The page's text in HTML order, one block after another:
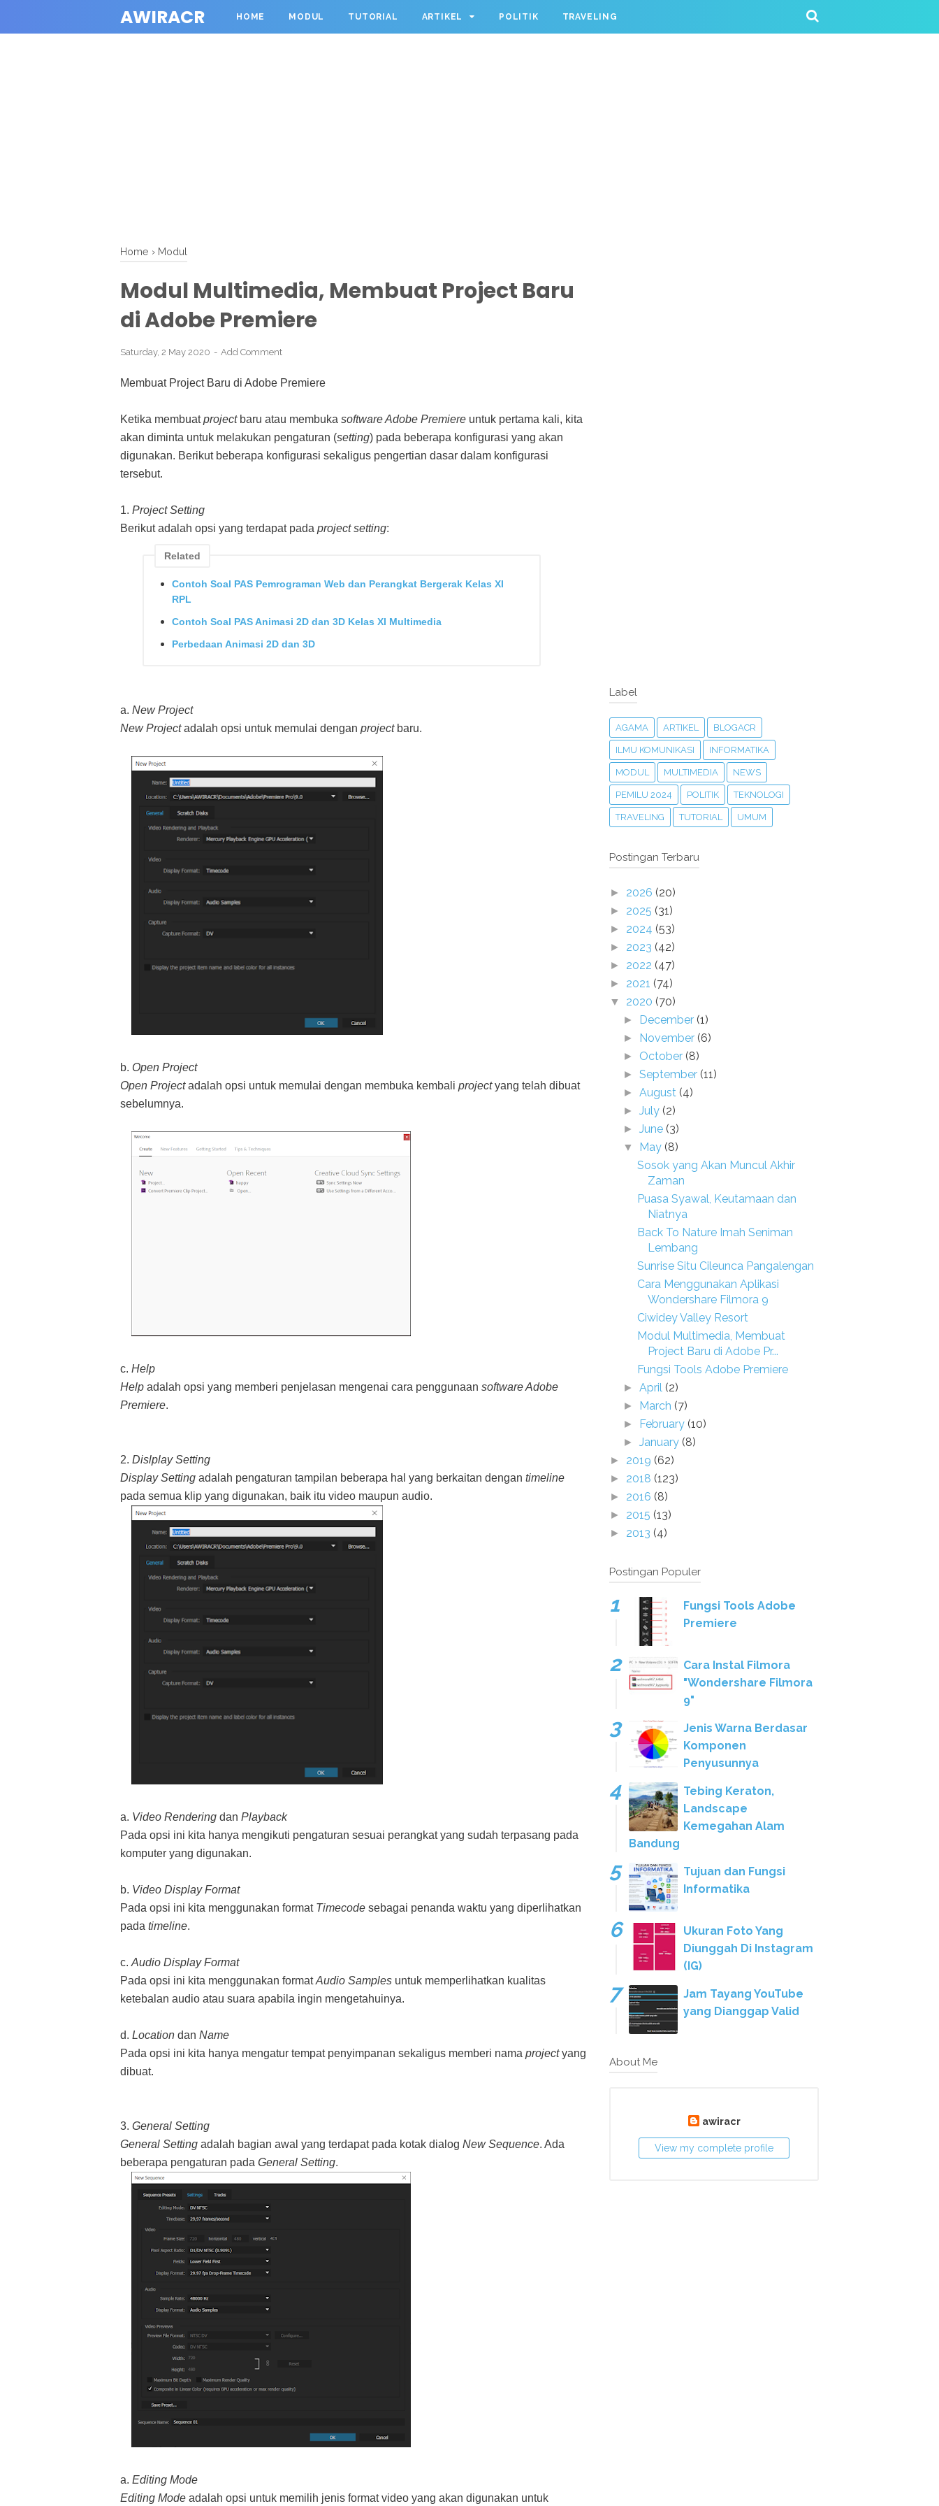
AWIRACR HOME MODUL TUTORIAL ARTIKEL POLITIK TRAVELING
Home › Modul
Modul Multimedia, Membuat Project Baru
di Adobe Premiere
Saturday, 2 May 2020 Add Comment
Membuat Project Baru di Adobe Premiere
Ketika membuatprojectbaru atau membuka software Adobe Premiere untuk pertama kali, kita
akan diminta untuk melakukan pengaturan (setting) pada beberapa konfigurasi yang akan
digunakan. Berikut beberapa konfigurasi sekaligus pengertian dasar dalam konfigurasi
tersebut.
1. Project Setting
Berikut adalah opsi yang terdapat pada project setting:
Related
Contoh Soal PAS Pemrograman Web dan Perangkat Bergerak Kelas XI
RPL
Contoh Soal PAS Animasi 2D dan 3D Kelas XI Multimedia
Perbedaan Animasi 2D dan 3D
a. New Project
New Projectadalah opsi untuk memulai dengan projectbaru.
b. Open Project
Open Projectadalah opsi untuk memulai dengan membuka kembali projectyang telah dibuat
sebelumnya.
c. Help
Help adalah opsi yang memberi penjelasan mengenai cara penggunaan software Adobe
Premiere.
2. Dislplay Setting
Display Setting adalah pengaturan tampilan beberapa hal yang berkaitan dengan timeline
pada semua klip yang digunakan, baik itu video maupun audio.
a. Video Rendering dan Playback
Pada opsi ini kita hanya mengikuti pengaturan sesuai perangkat yang sudah terpasang pada
komputer yang digunakan.
b. Video Display Format
Pada opsi ini kita menggunakan format Timecode sebagai penanda waktu yang diperlihatkan
pada timeline.
c. Audio Display Format
Pada opsi ini kita menggunakan formatAudio Samples untuk memperlihatkan kualitas
ketebalan audio atau suara apabila ingin mengetahuinya.
d. Location dan Name
Pada opsi ini kita hanya mengatur tempat penyimpanan sekaligus memberi nama projectyang
dibuat.
3. General Setting
General Setting adalah bagian awal yang terdapat pada kotak dialog New Sequence. Ada
beberapa pengaturan pada General Setting.
a. Editing Mode
Editing Mode adalah opsi untuk memilih jenis format video yang akan digunakan untuk
Label
AGAMA ARTIKEL BLOGACR
ILMU KOMUNIKASI INFORMATIKA
MODUL MULTIMEDIA NEWS
PEMILU 2024 POLITIK TEKNOLOGI
TRAVELING TUTORIAL UMUM
Postingan Terbaru
► 2026 (20)
► 2025 (31)
► 2024 (53)
► 2023 (42)
► 2022 (47)
► 2021 (74)
▼ 2020 (70)
► December (1)
► November (6)
► October (8)
►September (11)
►August (4)
►July (2)
►June (3)
▼ May (8)
Sosok yang Akan Muncul Akhir
Zaman
Puasa Syawal, Keutamaan dan
Niatnya
Back To Nature Imah Seniman
Lembang
Sunrise Situ Cileunca Pangalengan
Cara Menggunakan Aplikasi
Wondershare Filmora 9
Ciwidey Valley Resort
Modul Multimedia, Membuat
Project Baru di Adobe Pr...
Fungsi Tools Adobe Premiere
►April (2)
► March (7)
► February (10)
►January (8)
► 2019 (62)
► 2018 (123)
► 2016 (8)
► 2015 (13)
► 2013 (4)
Postingan Populer
Fungsi Tools Adobe
Premiere
Cara Instal Filmora
"Wondershare Filmora
9"
Jenis Warna Berdasar
Komponen
Penyusunnya
Tebing Keraton,
Landscape
Kemegahan Alam
Bandung
Tujuan dan Fungsi
Informatika
Ukuran Foto Yang
Diunggah Di Instagram
(IG)
Jam Tayang YouTube
yang Dianggap Valid
About Me
awiracr
View my complete profile